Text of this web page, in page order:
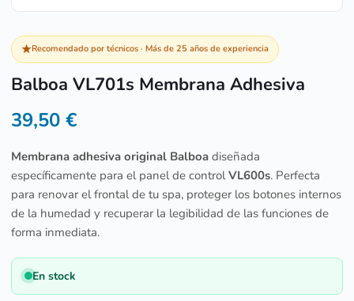
★Recomendado por técnicos · Más de 25 años de experiencia
Balboa VL701s Membrana Adhesiva
39,50 €
Membrana adhesiva original Balboa diseñada
específicamente para el panel de controlVL600s. Perfecta
para renovar el frontal de tu spa, proteger los botones internos
de la humedad y recuperar la legibilidad de las funciones de
forma inmediata.
En stock